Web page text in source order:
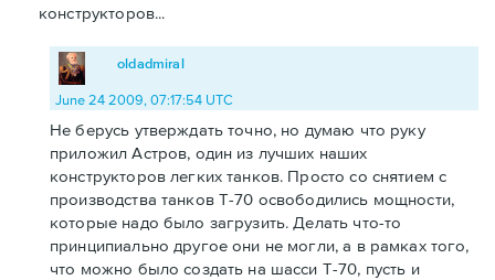
конструкторов...
oldadmiral
June 24 2009, 07:17:54 UTC
Не берусь утверждать точно, но думаю что руку
приложил Астров, один из лучших наших
конструкторов легких танков. Просто со снятием с
производства танков Т-70 освободились мощности,
которые надо было загрузить. Делать что-то
принципиально другое они не могли, а в рамках того,
что можно было создать на шасси Т-70, пусть и